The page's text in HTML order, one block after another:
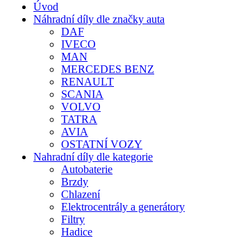
Úvod
Náhradní díly dle značky auta
DAF
IVECO
MAN
MERCEDES BENZ
RENAULT
SCANIA
VOLVO
TATRA
AVIA
OSTATNÍ VOZY
Nahradní díly dle kategorie
Autobaterie
Brzdy
Chlazení
Elektrocentrály a generátory
Filtry
Hadice